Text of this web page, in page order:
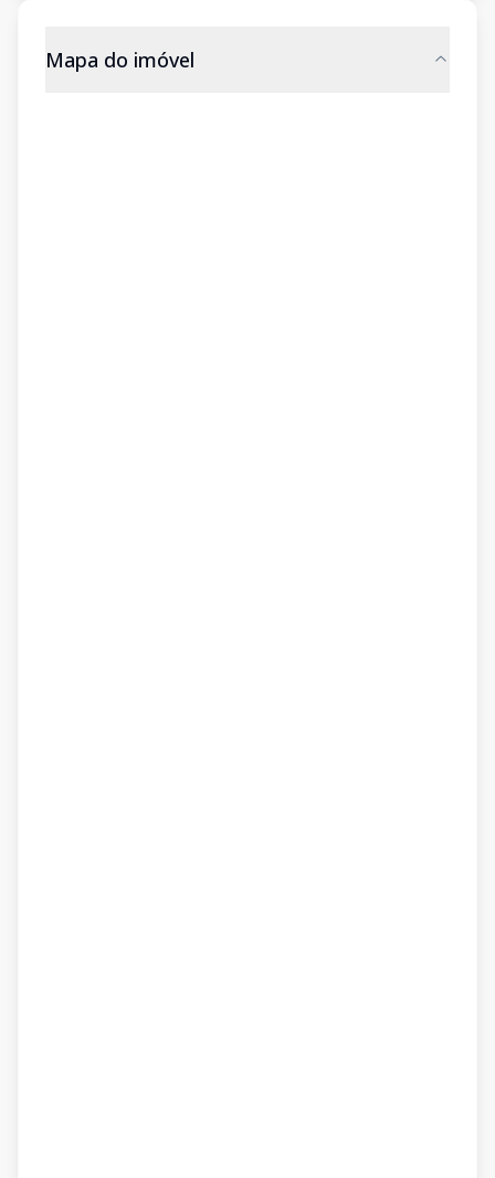
Mapa do imóvel